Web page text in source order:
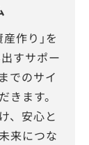
作り｣を
すサポー
でのサイ
ます。
、安心と
来につな